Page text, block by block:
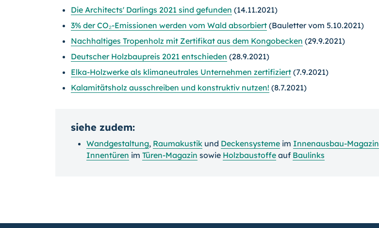
Die Architects' Darlings 2021 sind gefunden (14.11.2021)
3% der CO₂-Emissionen werden vom Wald absorbiert (Bauletter vom 5.10.2021)
Nachhaltiges Tropenholz mit Zertifikat aus dem Kongobecken (29.9.2021)
Deutscher Holzbaupreis 2021 entschieden (28.9.2021)
Elka-Holzwerke als klimaneutrales Unternehmen zertifiziert (7.9.2021)
Kalamitätsholz ausschreiben und konstruktiv nutzen! (8.7.2021)
siehe zudem:
Wandgestaltung, Raumakustik und Deckensysteme im Innenausbau-Magazin
Innentüren im Türen-Magazin sowie Holzbaustoffe auf Baulinks